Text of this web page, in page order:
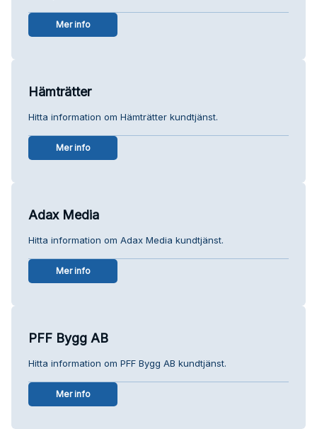
Mer info
Hämträtter
Hitta information om Hämträtter kundtjänst.
Mer info
Adax Media
Hitta information om Adax Media kundtjänst.
Mer info
PFF Bygg AB
Hitta information om PFF Bygg AB kundtjänst.
Mer info